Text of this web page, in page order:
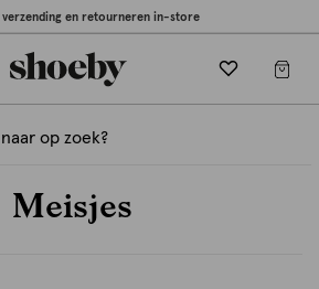
verzending en retourneren in-store
Meisjes